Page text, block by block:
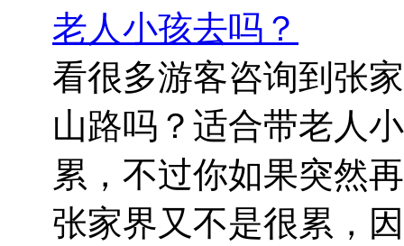
老人小孩去吗？
看很多游客咨询到张
山路吗？适合带老人
累，不过你如果突然
张家界又不是很累，